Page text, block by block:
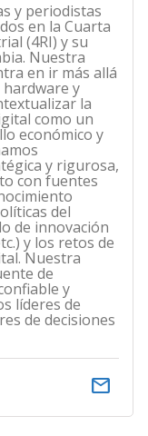
y periodistas
en la Cuarta
(4RI) y su
Nuestra
en ir más allá
y
la
como un
económico y
y rigurosa,
con fuentes
del
de innovación
y los retos de
Nuestra
de
y
líderes de
de decisiones
email